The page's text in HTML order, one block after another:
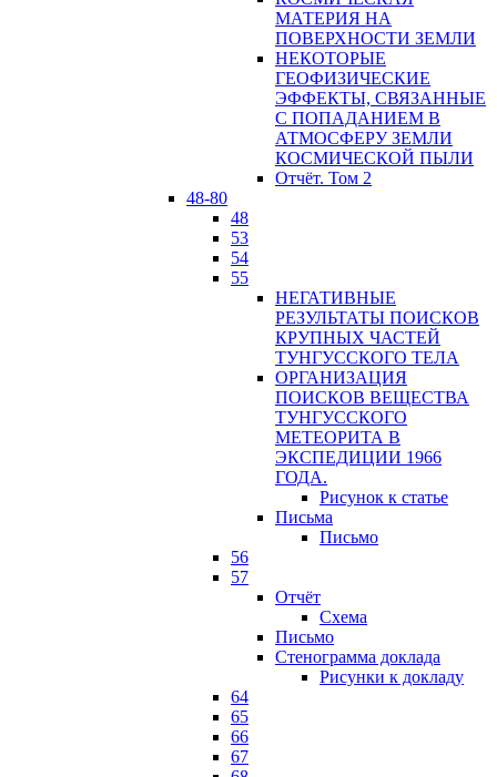
МАТЕРИЯ НА
ПОВЕРХНОСТИ ЗЕМЛИ
НЕКОТОРЫЕ
ГЕОФИЗИЧЕСКИЕ
ЭФФЕКТЫ, СВЯЗАННЫЕ
С ПОПАДАНИЕМ В
АТМОСФЕРУ ЗЕМЛИ
КОСМИЧЕСКОЙ ПЫЛИ
Отчёт. Том 2
48-80
48
53
54
55
НЕГАТИВНЫЕ
РЕЗУЛЬТАТЫ ПОИСКОВ
КРУПНЫХ ЧАСТЕЙ
ТУНГУССКОГО ТЕЛА
ОРГАНИЗАЦИЯ
ПОИСКОВ ВЕЩЕСТВА
ТУНГУССКОГО
МЕТЕОРИТА В
ЭКСПЕДИЦИИ 1966
ГОДА.
Рисунок к статье
Письма
Письмо
56
57
Отчёт
Схема
Письмо
Стенограмма доклада
Рисунки к докладу
64
65
66
67